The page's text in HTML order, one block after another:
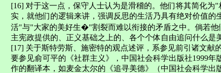
[16] 对于这一点，保守人士认为是滑稽的。他们将其简化
实，就他们的逻辑来讲，强调反思的生活乃具有绝对价值
活"与"大家的美好生�"割裂而难以衔接的矛盾之中。倘若
主宪政提供的、正义基础之上的、各个个体自由追问什么是
[17] 关于斯特劳斯、施密特的观点述评，系参见前引诸文献
要参见俞可平的《社群主义》，中国社会科学出版社1999
作的翻译本，如麦金太尔的《追寻美德》（中国社会科学出